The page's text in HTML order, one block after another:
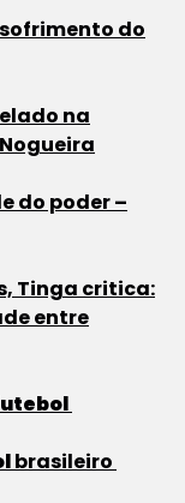
do
na
do poder –
Tinga critica:
entre
brasileiro